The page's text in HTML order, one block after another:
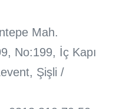
Mah.
No:199, İç Kapı
Şişli /